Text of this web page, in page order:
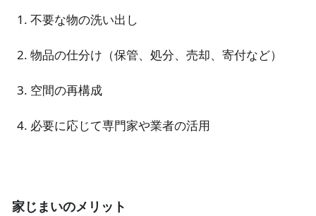
不要な物の洗い出し
物品の仕分け（保管、処分、売却、寄付など）
空間の再構成
必要に応じて専門家や業者の活用
家じまいのメリット